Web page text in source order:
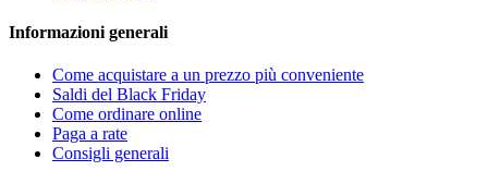
Informazioni generali
Come acquistare a un prezzo più conveniente
Saldi del Black Friday
Come ordinare online
Paga a rate
Consigli generali